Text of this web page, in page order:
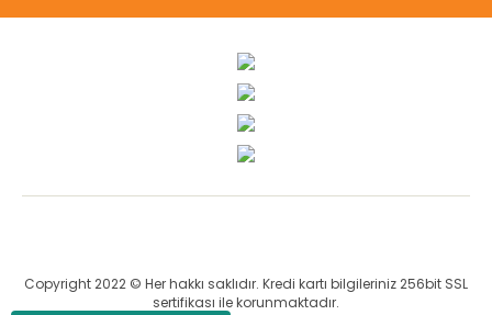
Copyright 2022 © Her hakkı saklıdır. Kredi kartı bilgileriniz 256bit SSL
sertifikası ile korunmaktadır.